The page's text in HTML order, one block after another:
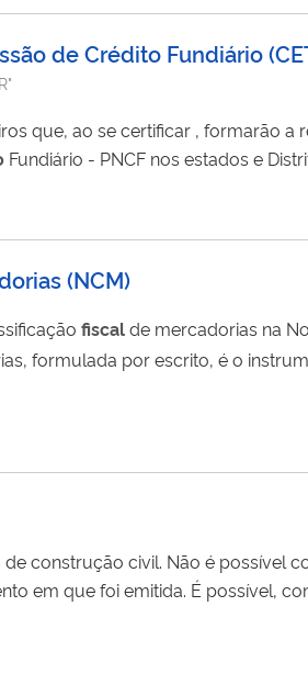
de Crédito Fundiário(
Fundiário - PNCF nos estados e Distrito
técnicos como: capacitação; apuração
(NCM)
fiscalde mercadorias na
formulada por escrito, é o
Comum do Mercosul (NCM)
Não é possível corrigir uma certidão
em que foi emitida. É possível,
(CNO) e corrigir as informações